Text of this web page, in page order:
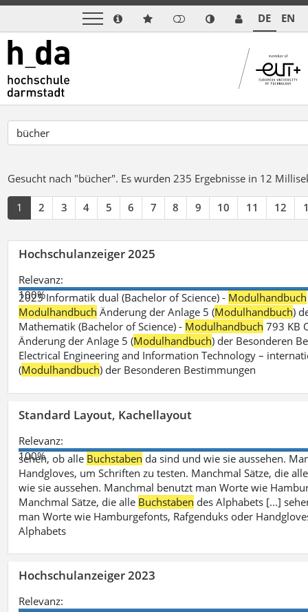
DE EN
Gesucht nach "bücher". Es wurden 235 Ergebnisse in 12
1 2 3 4 5 6 7 8 9 10 11 12
Hochschulanzeiger 2025
Relevanz:
100%
2025 Informatik dual (Bachelor of Science) - Modulhandbuch
Modulhandbuch Änderung der Anlage 5 (Modulhandbuch)
Mathematik (Bachelor of Science) - Modulhandbuch 793 KB
Änderung der Anlage 5 (Modulhandbuch) der Besonderen
Electrical Engineering and Information Technology –
(Modulhandbuch) der Besonderen Bestimmungen
Standard Layout, Kachellayout
Relevanz:
100%
sehen, ob alle Buchstaben da sind und wie sie aussehen.
Handgloves, um Schriften zu testen. Manchmal Sätze, die
wie sie aussehen. Manchmal benutzt man Worte wie
Manchmal Sätze, die alle Buchstaben des Alphabets [...]
man Worte wie Hamburgefonts, Rafgenduks oder
Alphabets
Hochschulanzeiger 2023
Relevanz: